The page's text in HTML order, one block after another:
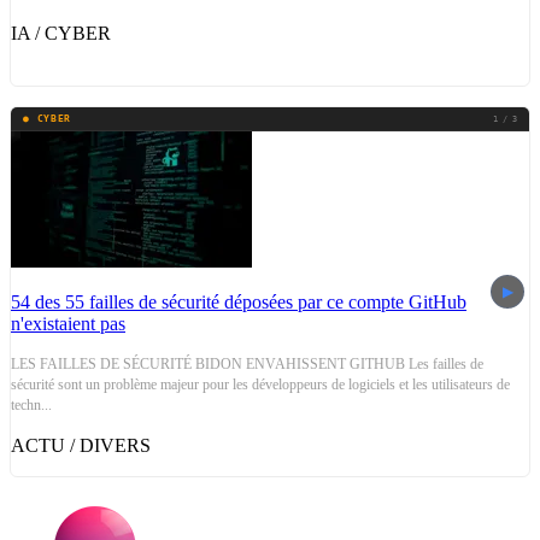
IA / CYBER
● CYBER 1 / 3
▶
54 des 55 failles de sécurité déposées par ce compte GitHub
n'existaient pas
LES FAILLES DE SÉCURITÉ BIDON ENVAHISSENT GITHUB Les failles de
sécurité sont un problème majeur pour les développeurs de logiciels et les utilisateurs de
techn...
ACTU / DIVERS